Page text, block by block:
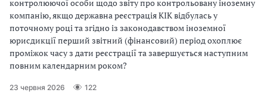
контролюючої особи щодо звіту про контрольовану іноземну
компанію, якщо державна реєстрація КІК відбулась у
поточному році та згідно із законодавством іноземної
юрисдикції перший звітний (фінансовий) період охоплює
проміжок часу з дати реєстрації та завершується наступним
повним календарним роком?
23 червня 2026 122